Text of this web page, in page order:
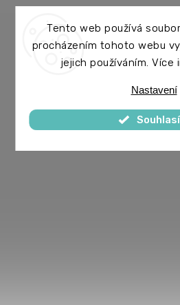
Tento web používá
procházením tohoto webu
jejich používáním. Více
Nastavení